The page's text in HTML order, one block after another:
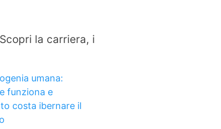
la carriera, i
umana:
funziona e
costa ibernare il